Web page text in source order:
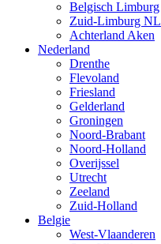
Belgisch Limburg
Zuid-Limburg NL
Achterland Aken
Nederland
Drenthe
Flevoland
Friesland
Gelderland
Groningen
Noord-Brabant
Noord-Holland
Overijssel
Utrecht
Zeeland
Zuid-Holland
Belgie
West-Vlaanderen